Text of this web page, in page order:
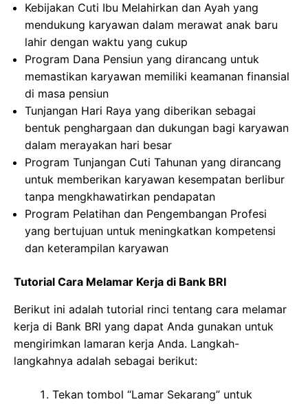
Kebijakan Cuti Ibu Melahirkan dan Ayah yang
mendukung karyawan dalam merawat anak baru
lahir dengan waktu yang cukup
Program Dana Pensiun yang dirancang untuk
memastikan karyawan memiliki keamanan finansial
di masa pensiun
Tunjangan Hari Raya yang diberikan sebagai
bentuk penghargaan dan dukungan bagi karyawan
dalam merayakan hari besar
Program Tunjangan Cuti Tahunan yang dirancang
untuk memberikan karyawan kesempatan berlibur
tanpa mengkhawatirkan pendapatan
Program Pelatihan dan Pengembangan Profesi
yang bertujuan untuk meningkatkan kompetensi
dan keterampilan karyawan
Tutorial Cara Melamar Kerja di Bank BRI
Berikut ini adalah tutorial rinci tentang cara melamar
kerja di Bank BRI yang dapat Anda gunakan untuk
mengirimkan lamaran kerja Anda. Langkah-
langkahnya adalah sebagai berikut:
Tekan tombol “Lamar Sekarang” untuk